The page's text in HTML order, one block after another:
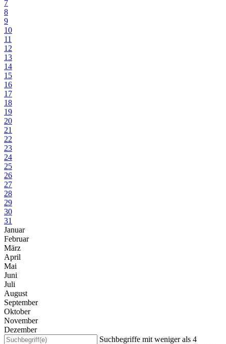
7
8
9
10
11
12
13
14
15
16
17
18
19
20
21
22
23
24
25
26
27
28
29
30
31
Januar
Februar
März
April
Mai
Juni
Juli
August
September
Oktober
November
Dezember
Suchbegriffe mit weniger als 4